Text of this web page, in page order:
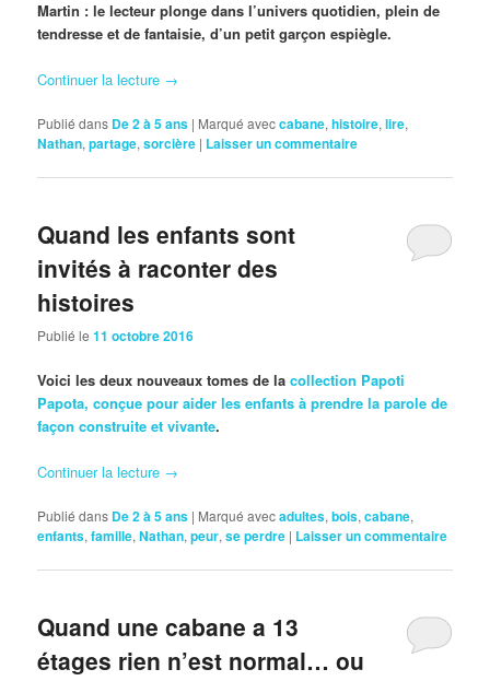
Martin : le lecteur plonge dans l’univers quotidien, plein de
tendresse et de fantaisie, d’un petit garçon espiègle.
Continuer la lecture →
Publié dans De 2 à 5 ans | Marqué aveccabane,histoire,lire,
Nathan,partage,sorcière | Laisser un commentaire
Quand les enfants sont
invités à raconter des
histoires
Publié le11 octobre 2016
Voici les deux nouveaux tomes de lacollection Papoti
Papota, conçue pour aider les enfants à prendre la parole de
façon construite et vivante.
Continuer la lecture →
Publié dans De 2 à 5 ans | Marqué avecadultes,bois,cabane,
enfants,famille,Nathan,peur,se perdre | Laisser un commentaire
Quand une cabane a 13
étages rien n’est normal… ou